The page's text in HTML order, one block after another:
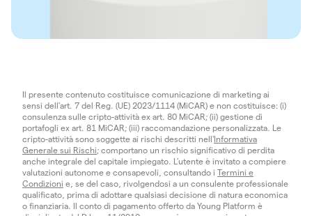
Il presente contenuto costituisce comunicazione di marketing ai
sensi dell'art. 7 del Reg. (UE) 2023/1114 (MiCAR) e non costituisce: (i)
consulenza sulle cripto-attività ex art. 80 MiCAR; (ii) gestione di
portafogli ex art. 81 MiCAR; (iii) raccomandazione personalizzata. Le
cripto-attività sono soggette ai rischi descritti nell'Informativa
Generale sui Rischi; comportano un rischio significativo di perdita
anche integrale del capitale impiegato. L’utente è invitato a compiere
valutazioni autonome e consapevoli, consultando i Termini e
Condizioni e, se del caso, rivolgendosi a un consulente professionale
qualificato, prima di adottare qualsiasi decisione di natura economica
o finanziaria. Il conto di pagamento offerto da Young Platform è